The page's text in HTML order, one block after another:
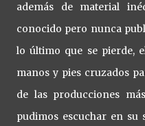
además de material
conocido pero nunca
lo último que se pierde,
manos y pies cruzados
de las producciones
pudimos escuchar en su